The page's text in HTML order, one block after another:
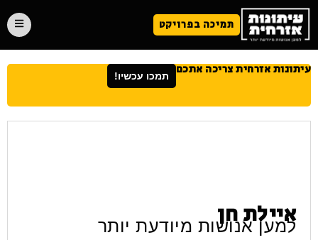
תמיכה בפרויקט
עיתונות אזרחית צריכה אתכם תמכו עכשיו!
איילת חן
למען אנושות מיודעת יותר